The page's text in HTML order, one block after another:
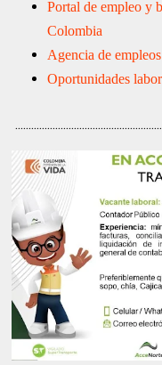
Portal de empleo y
Colombia
Agencia de
Oportunidades